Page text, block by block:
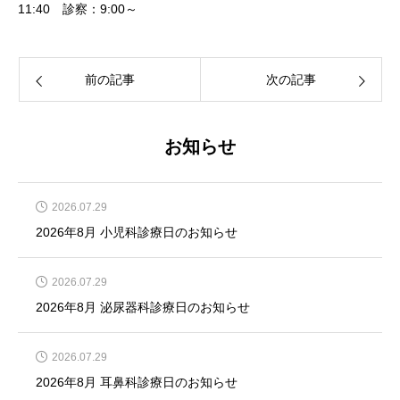
11:40 診察：9:00～
前の記事 次の記事
お知らせ
2026.07.29
2026年8月 小児科診療日のお知らせ
2026.07.29
2026年8月 泌尿器科診療日のお知らせ
2026.07.29
2026年8月 耳鼻科診療日のお知らせ